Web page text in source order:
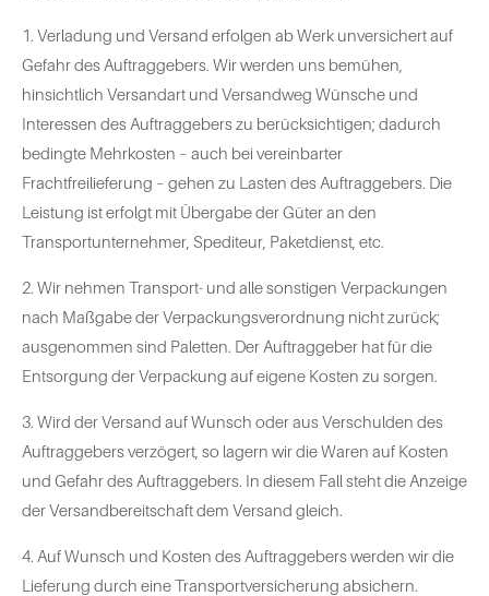
1. Verladung und Versand erfolgen ab Werk unversichert auf
Gefahr des Auftraggebers. Wir werden uns bemühen,
hinsichtlich Versandart und Versandweg Wünsche und
Interessen des Auftraggebers zu berücksichtigen; dadurch
bedingte Mehrkosten – auch bei vereinbarter
Frachtfreilieferung – gehen zu Lasten des Auftraggebers. Die
Leistung ist erfolgt mit Übergabe der Güter an den
Transportunternehmer, Spediteur, Paketdienst, etc.
2. Wir nehmen Transport- und alle sonstigen Verpackungen
nach Maßgabe der Verpackungsverordnung nicht zurück;
ausgenommen sind Paletten. Der Auftraggeber hat für die
Entsorgung der Verpackung auf eigene Kosten zu sorgen.
3. Wird der Versand auf Wunsch oder aus Verschulden des
Auftraggebers verzögert, so lagern wir die Waren auf Kosten
und Gefahr des Auftraggebers. In diesem Fall steht die Anzeige
der Versandbereitschaft dem Versand gleich.
4. Auf Wunsch und Kosten des Auftraggebers werden wir die
Lieferung durch eine Transportversicherung absichern.